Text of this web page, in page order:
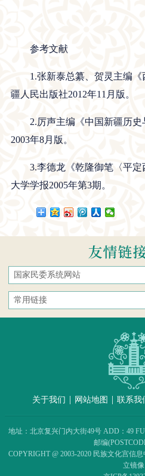
参考文献
1.张新泰总纂、贺灵主编
疆人民出版社2012年11月版。
2.厉声主编《中国新疆历
2003年8月版。
3.李德龙《乾隆御笔〈平
大学学报2005年第3期。
国家民委系统网站
国家民族事务委员会
中央民族大学
中央民族歌舞团
民族画报社
常用链接
中央统战部
关于我们 | 网站地图 | 联系我
地址：北京复兴门内大街49号 ADD：49
邮编
COPYRIGHT @ 2003-2020 民族文化宫信
立镜像